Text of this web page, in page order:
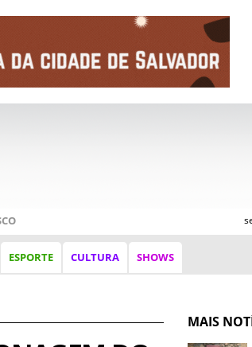
ESPORTE CULTURA SHOWS
MAIS